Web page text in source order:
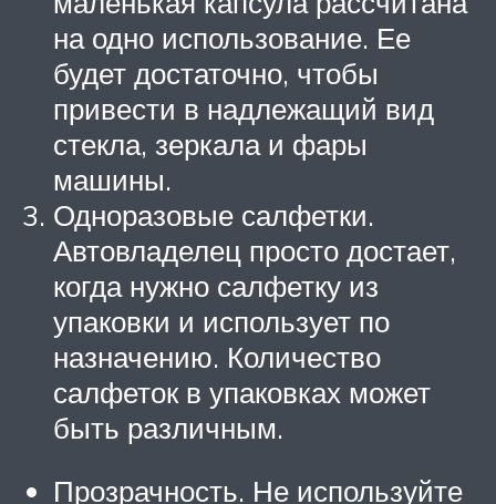
на одно использование. Ее
будет достаточно, чтобы
привести в надлежащий вид
стекла, зеркала и фары
машины.
Одноразовые салфетки.
Автовладелец просто достает,
когда нужно салфетку из
упаковки и использует по
назначению. Количество
салфеток в упаковках может
быть различным.
Прозрачность. Не используйте